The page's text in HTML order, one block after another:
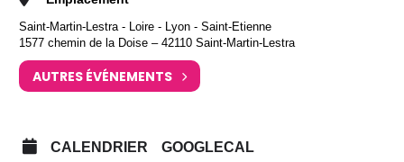
Saint-Martin-Lestra - Loire - Lyon - Saint-Etienne
1577 chemin de la Doise – 42110 Saint-Martin-Lestra
AUTRES ÉVÉNEMENTS
CALENDRIER GOOGLECAL